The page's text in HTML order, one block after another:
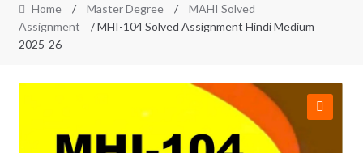
Home / Master Degree /
MAHI Solved
Assignment
/ MHI-104 Solved Assignment Hindi Medium
2025-26